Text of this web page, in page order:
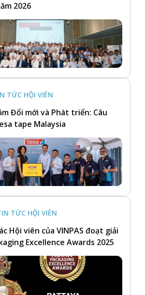
2026
TỨC HỘI VIÊN
Đổi mới và Phát triển: Câu
tape Malaysia
TỨC HỘI VIÊN
Hội viên của VINPAS đoạt giải
Excellence Awards 2025